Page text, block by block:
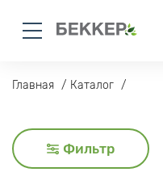
Главная Каталог
Фильтр